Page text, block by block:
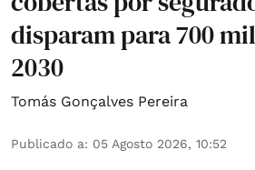
disparam para 700
2030
Tomás Gonçalves Pereira
Publicado a: 05 Agosto 2026, 10:52